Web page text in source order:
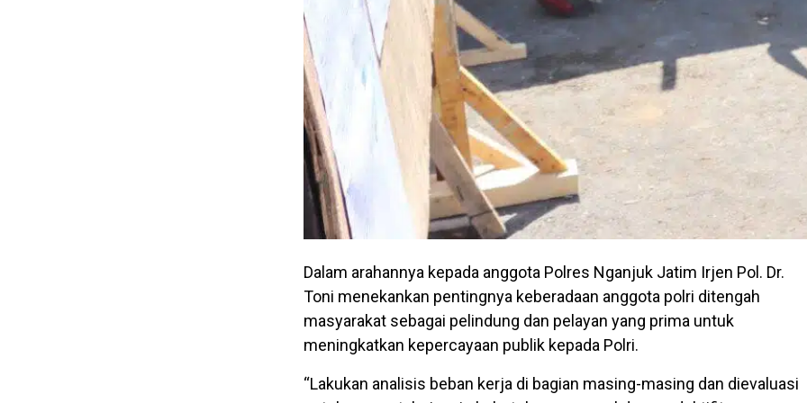
Dalam arahannya kepada anggota Polres Nganjuk Jatim Irjen Pol. Dr.
Toni menekankan pentingnya keberadaan anggota polri ditengah
masyarakat sebagai pelindung dan pelayan yang prima untuk
meningkatkan kepercayaan publik kepada Polri.
“Lakukan analisis beban kerja di bagian masing-masing dan dievaluasi